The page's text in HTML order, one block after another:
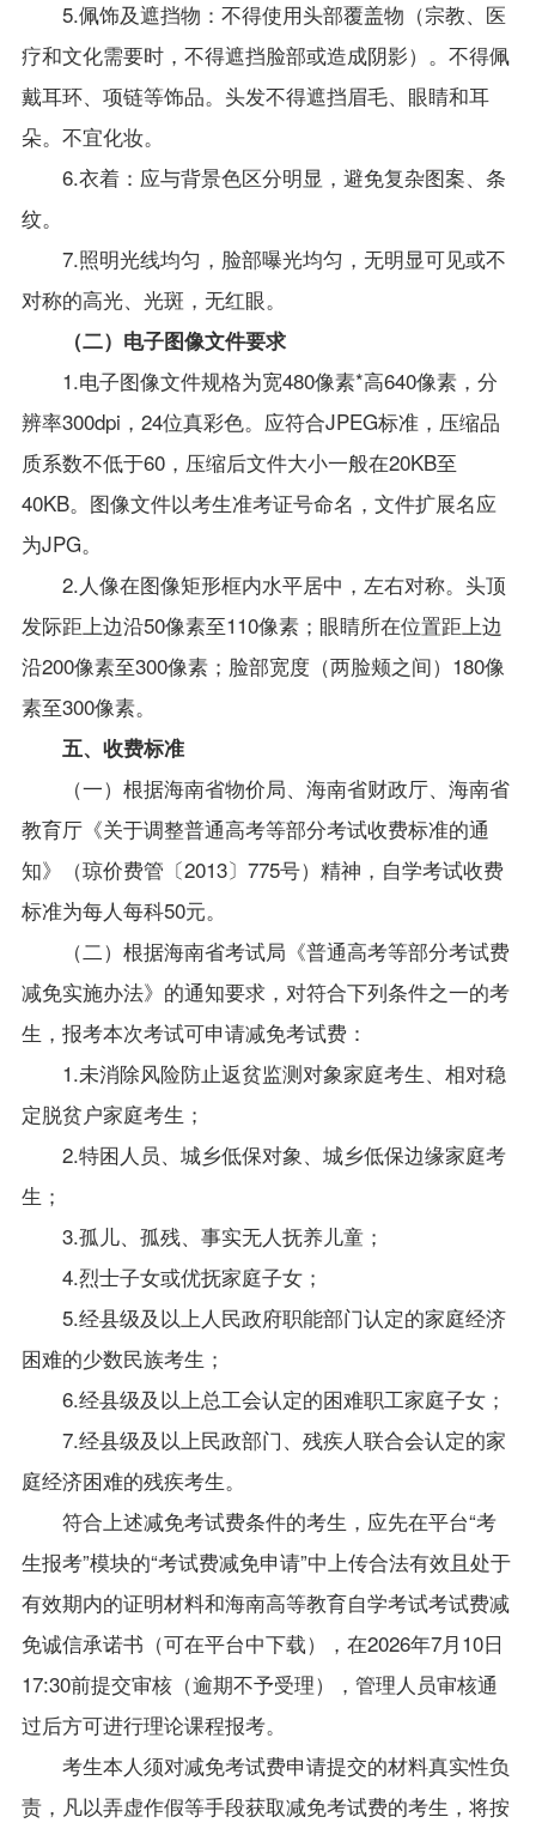
5.佩饰及遮挡物：不得使用头部覆盖物（宗教、医
疗和文化需要时，不得遮挡脸部或造成阴影）。不得佩
戴耳环、项链等饰品。头发不得遮挡眉毛、眼睛和耳
朵。不宜化妆。
6.衣着：应与背景色区分明显，避免复杂图案、条
纹。
7.照明光线均匀，脸部曝光均匀，无明显可见或不
对称的高光、光斑，无红眼。
（二）电子图像文件要求
1.电子图像文件规格为宽480像素*高640像素，分
辨率300dpi，24位真彩色。应符合JPEG标准，压缩品
质系数不低于60，压缩后文件大小一般在20KB至
40KB。图像文件以考生准考证号命名，文件扩展名应
为JPG。
2.人像在图像矩形框内水平居中，左右对称。头顶
发际距上边沿50像素至110像素；眼睛所在位置距上边
沿200像素至300像素；脸部宽度（两脸颊之间）180像
素至300像素。
五、收费标准
（一）根据海南省物价局、海南省财政厅、海南省
教育厅《关于调整普通高考等部分考试收费标准的通
知》（琼价费管〔2013〕775号）精神，自学考试收费
标准为每人每科50元。
（二）根据海南省考试局《普通高考等部分考试费
减免实施办法》的通知要求，对符合下列条件之一的考
生，报考本次考试可申请减免考试费：
1.未消除风险防止返贫监测对象家庭考生、相对稳
定脱贫户家庭考生；
2.特困人员、城乡低保对象、城乡低保边缘家庭考
生；
3.孤儿、孤残、事实无人抚养儿童；
4.烈士子女或优抚家庭子女；
5.经县级及以上人民政府职能部门认定的家庭经济
困难的少数民族考生；
6.经县级及以上总工会认定的困难职工家庭子女；
7.经县级及以上民政部门、残疾人联合会认定的家
庭经济困难的残疾考生。
符合上述减免考试费条件的考生，应先在平台“考
生报考”模块的“考试费减免申请”中上传合法有效且处于
有效期内的证明材料和海南高等教育自学考试考试费减
免诚信承诺书 （可在平台中下载），在2026年7月10日
17:30前提交审核（逾期不予受理），管理人员审核通
过后方可进行理论课程报考。
考生本人须对减免考试费申请提交的材料真实性负
责，凡以弄虚作假等手段获取减免考试费的考生，将按